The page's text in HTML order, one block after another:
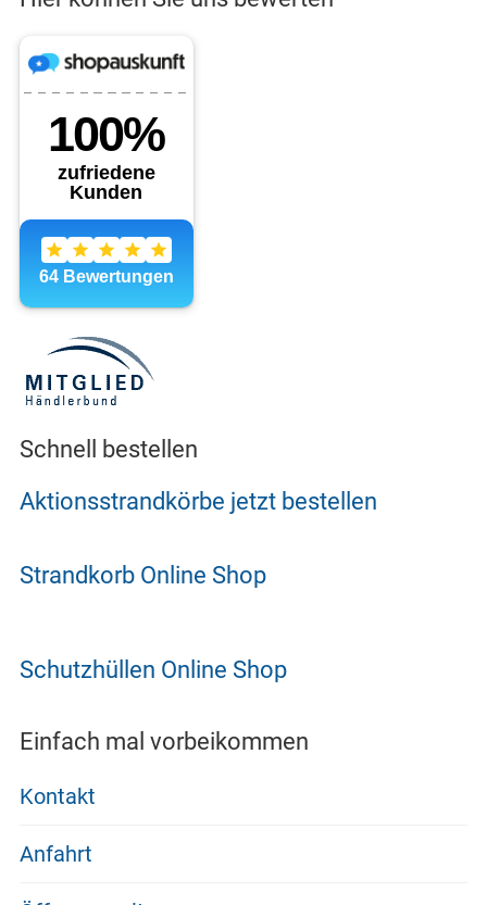
Schnell bestellen
Aktionsstrandkörbe jetzt bestellen
Strandkorb Online Shop
Schutzhüllen Online Shop
Einfach mal vorbeikommen
Kontakt
Anfahrt